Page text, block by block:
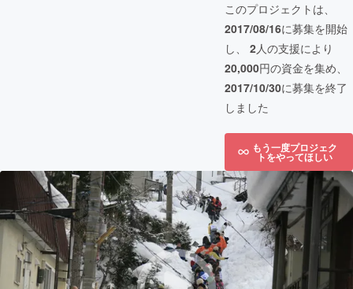
このプロジェクトは、
2017/08/16に募集を開始
し、 2人の支援により
20,000円の資金を集め、
2017/10/30に募集を終了
しました
もう一度プロジェク
トをやってほしい